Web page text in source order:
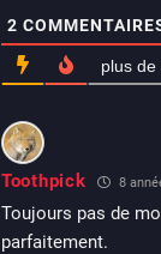
2
plus de
Toothpick 8
Toujours pas de
parfaitement.